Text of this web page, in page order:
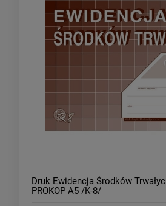
Druk Ewidencja Środków
PROKOP A5 /K-8/